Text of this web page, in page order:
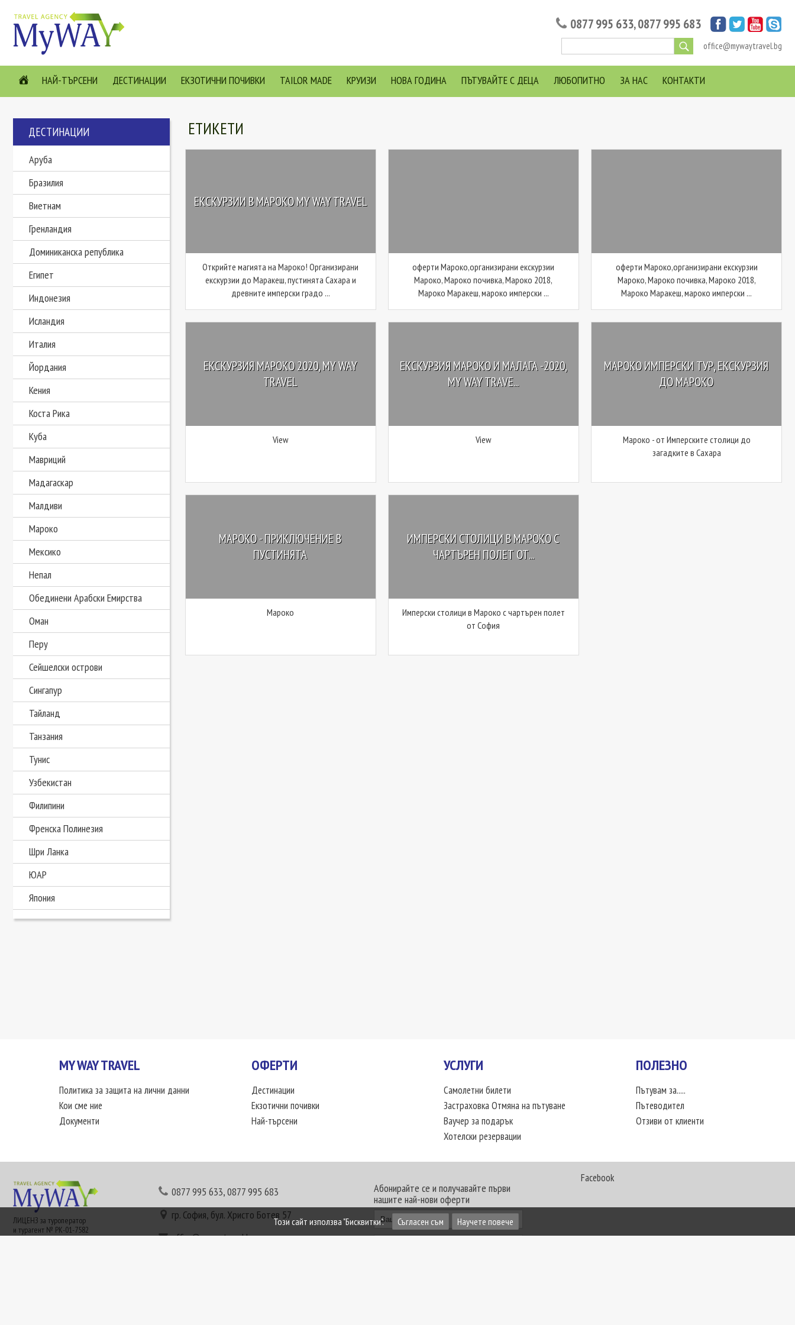
0877 995 633,0877 995 683
office@mywaytravel.bg
НАЙ-ТЪРСЕНИ ДЕСТИНАЦИИ ЕКЗОТИЧНИ ПОЧИВКИ TAILOR MADE КРУИЗИ НОВА ГОДИНА ПЪТУВАЙТЕ С ДЕЦА ЛЮБОПИТНО ЗА НАС КОНТАКТИ
ДЕСТИНАЦИИ
Аруба
Бразилия
Виетнам
Гренландия
Доминиканска република
Египет
Индонезия
Исландия
Италия
Йордания
Кения
Коста Рика
Куба
Мавриций
Мадагаскар
Малдиви
Мароко
Мексико
Непал
Обединени Арабски Емирства
Оман
Перу
Сейшелски острови
Сингапур
Тайланд
Танзания
Тунис
Узбекистан
Филипини
Френска Полинезия
Шри Ланка
ЮАР
Япония
ЕТИКЕТИ
ЕКСКУРЗИИ В МАРОКО MY WAY TRAVEL
Открийте магията на Мароко! Организирани
екскурзии до Маракеш, пустинята Сахара и
древните имперски градо ...
оферти Мароко,организирани екскурзии
Мароко, Мароко почивка, Мароко 2018,
Мароко Маракеш, мароко имперски ...
оферти Мароко,организирани екскурзии
Мароко, Мароко почивка, Мароко 2018,
Мароко Маракеш, мароко имперски ...
ЕКСКУРЗИЯ МАРОКО 2020, MY WAY
TRAVEL
View
ЕКСКУРЗИЯ МАРОКО И МАЛАГА -2020,
MY WAY TRAVE...
View
МАРОКО ИМПЕРСКИ ТУР, ЕКСКУРЗИЯ
ДО МАРОКО
Мароко - от Имперските столици до
загадките в Сахара
МАРОКО - ПРИКЛЮЧЕНИЕ В
ПУСТИНЯТА
Мароко
ИМПЕРСКИ СТОЛИЦИ В МАРОКО С
ЧАРТЪРЕН ПОЛЕТ ОТ...
Имперски столици в Мароко с чартърен полет
от София
MY WAY TRAVEL
Политика за защита на лични данни
Кои сме ние
Документи
ОФЕРТИ
Дестинации
Екзотични почивки
Най-търсени
УСЛУГИ
Самолетни билети
Застраховка Отмяна на пътуване
Ваучер за подарък
Хотелски резервации
ПОЛЕЗНО
Пътувам за.....
Пътеводител
Отзиви от клиенти
ЛИЦЕНЗ за туроператор
и турагент № РК-01-7582
0877 995 633,0877 995 683
гр. София, бул. Христо Ботев 57
office@mywaytravel.bg
Абонирайте се и получавайте първи
нашите най-нови оферти
Facebook
Този сайт използва "Бисквитки". Съгласен съм Научете повече